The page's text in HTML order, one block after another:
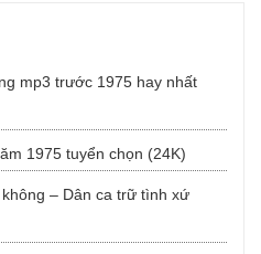
mp3 trước 1975 hay nhất
1975 tuyển chọn (24K)
– Dân ca trữ tình xứ